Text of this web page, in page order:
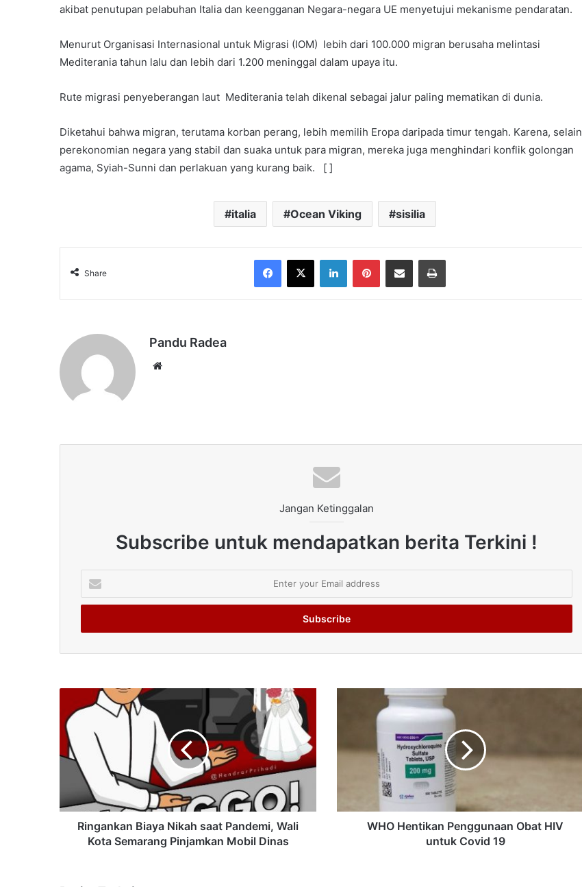
akibat penutupan pelabuhan Italia dan keengganan Negara-negara UE menyetujui mekanisme pendaratan.
Menurut Organisasi Internasional untuk Migrasi (IOM) lebih dari 100.000 migran berusaha melintasi
Mediterania tahun lalu dan lebih dari 1.200 meninggal dalam upaya itu.
Rute migrasi penyeberangan laut Mediterania telah dikenal sebagai jalur paling mematikan di dunia.
Diketahui bahwa migran, terutama korban perang, lebih memilih Eropa daripada timur tengah. Karena, selain
perekonomian negara yang stabil dan suaka untuk para migran, mereka juga menghindari konflik golongan
agama, Syiah-Sunni dan perlakuan yang kurang baik. [ ]
italia Ocean Viking sisilia
Share
Facebook
X LinkedInPinterestShare via Email Print
Pandu Radea
Jangan Ketinggalan
Subscribe untuk mendapatkan berita Terkini !
your
Email
Ringankan Biaya Nikah saat Pandemi, Wali
Kota Semarang Pinjamkan Mobil Dinas
WHO Hentikan Penggunaan Obat HIV
untuk Covid 19